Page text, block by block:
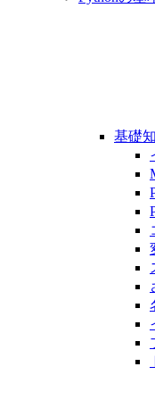
基礎